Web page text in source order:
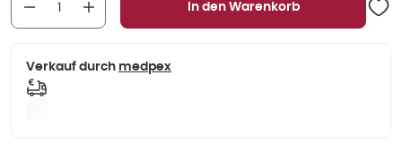
In den Warenkorb
Verkauf durch medpex